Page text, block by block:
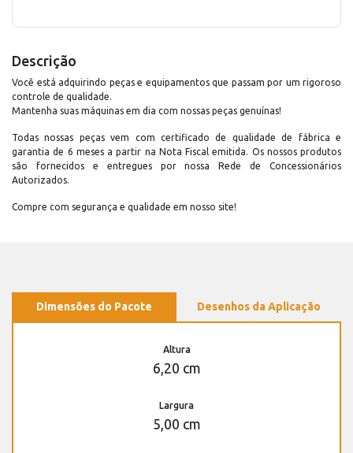
Descrição
Você está adquirindo peças e equipamentos que passam por um rigoroso
controle de qualidade.
Mantenha suas máquinas em dia com nossas peças genuínas!
Todas nossas peças vem com certificado de qualidade de fábrica e
garantia de 6 meses a partir na Nota Fiscal emitida. Os nossos produtos
são fornecidos e entregues por nossa Rede de Concessionários
Autorizados.
Compre com segurança e qualidade em nosso site!
Dimensões do Pacote Desenhos da Aplicação
Altura
6,20 cm
Largura
5,00 cm